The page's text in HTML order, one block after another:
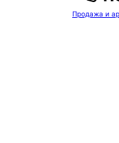
Продажа и